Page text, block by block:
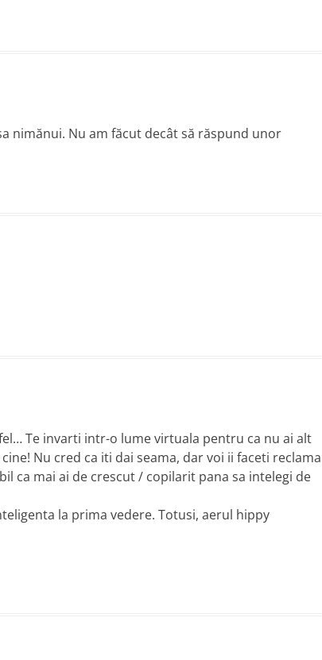
nimănui. Nu am făcut decât să răspund unor
Te invarti intr-o lume virtuala pentru ca nu ai alt
Nu cred ca iti dai seama, dar voi ii faceti reclama
ca mai ai de crescut / copilarit pana sa intelegi de
la prima vedere. Totusi, aerul hippy